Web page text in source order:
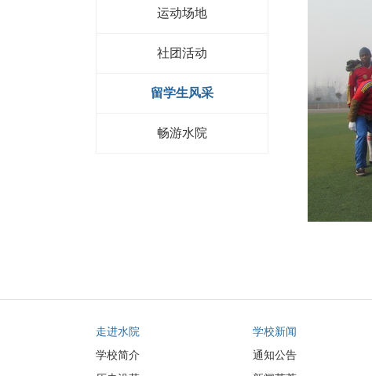
运动场地
社团活动
留学生风采
畅游水院
走进水院
学校简介
学校新闻
通知公告